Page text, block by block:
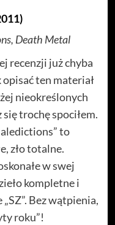
Death Metal
recenzji już chyba
ten materiał
nieokreślonych
trochę spociłem.
to
zło totalne.
w swej
kompletne i
Bez wątpienia,
roku”!